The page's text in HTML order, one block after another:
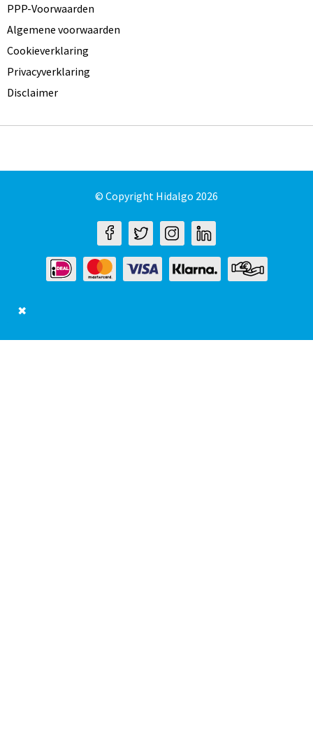
PPP-Voorwaarden
Algemene voorwaarden
Cookieverklaring
Privacyverklaring
Disclaimer
© Copyright Hidalgo 2026
✖